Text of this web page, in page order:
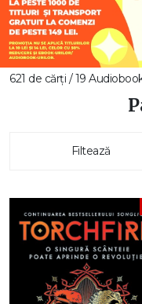
621 de cărți / 19
Filtează